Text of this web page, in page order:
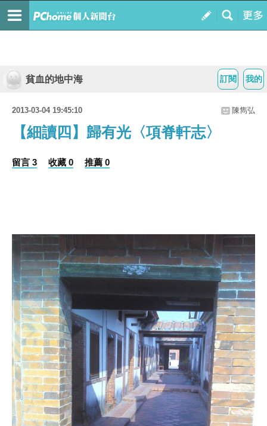
我的
訂閱
貧血的地中海
2013-03-04 19:45:10 陳雋弘
【細讀四】歸有光〈項脊軒志〉
留言 3 收藏 0 推薦 0